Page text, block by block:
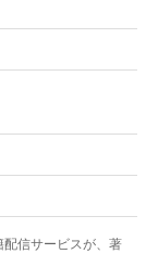
信サービスが、著